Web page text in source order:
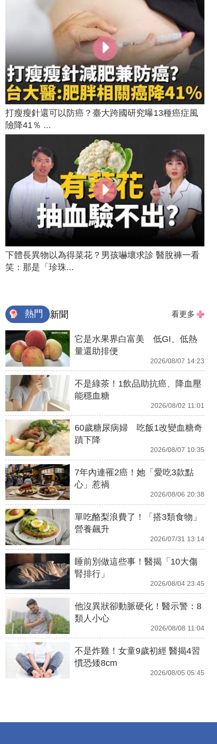
打瘦瘦針還可以防癌？臺大跨國研究曝13種癌症風
險降41％ ...
下體長異物以為得菜花？男孩嚇壞求診 醫脫褲一看
笑：那是「珍珠...
熱門 新聞 看更多
它是水果界白富美 低GI、低熱
量還助排便
2026/08/07 14:23
不是綠茶！1飲品助抗癌、降血壓
能穩血糖
2026/08/02 11:01
60歲糖尿病婦 吃飯1改變血糖奇
蹟下降
2026/08/07 10:35
7年內連罹2癌！她「愛吃3款點
心」惹禍
2026/08/06 20:38
單吃酪梨浪費了！「搭3類食物」
營養飆升
2026/07/31 13:14
睡前別做這些事！醫揭「10大傷
腎排行」
2026/08/04 23:45
他沒異狀卻動脈硬化！醫示警：8
類人小心
2026/08/08 11:04
不是炸雞！女童9歲初經 醫揭4習
慣恐矮8cm
2026/08/05 05:45